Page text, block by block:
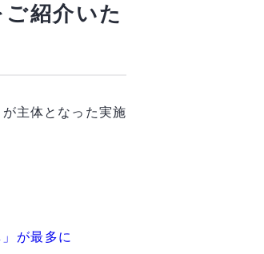
紹介いた
主体となった実施
が最多に